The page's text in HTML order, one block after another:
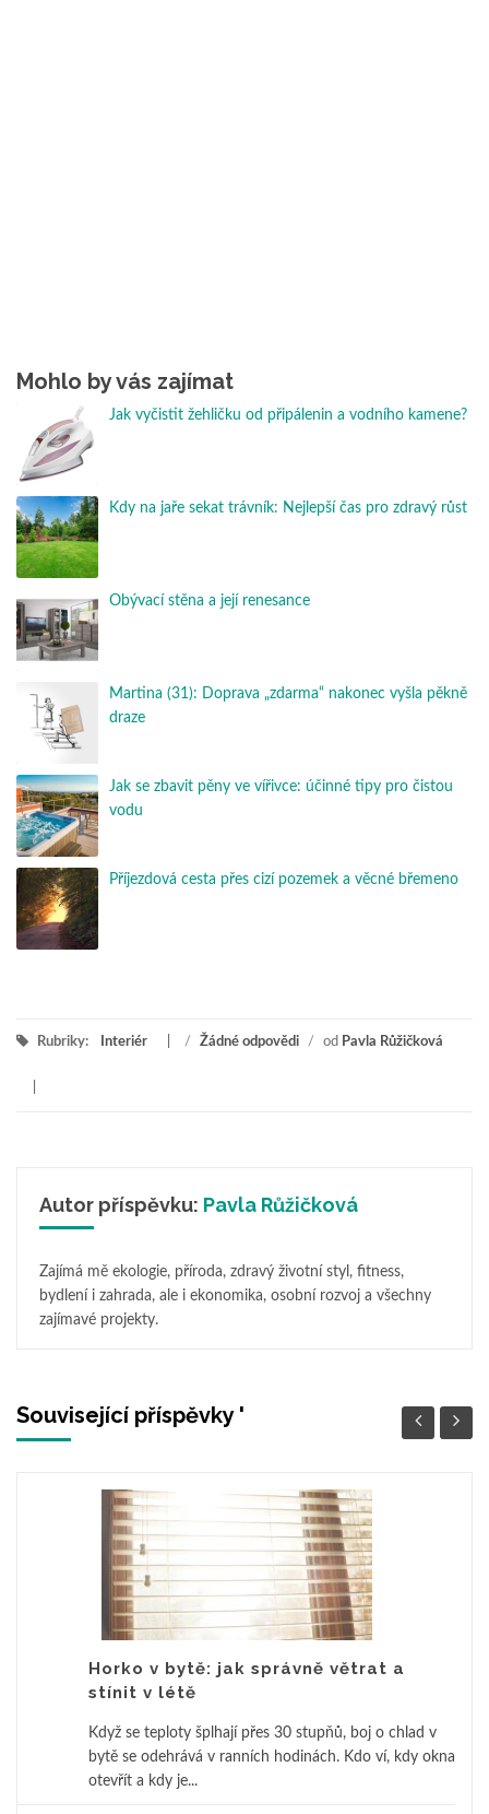
Mohlo by vás zajímat
Jak vyčistit žehličku od připálenin a vodního kamene?
Kdy na jaře sekat trávník: Nejlepší čas pro zdravý růst
Obývací stěna a její renesance
Martina (31): Doprava „zdarma“ nakonec vyšla pěkně
draze
Jak se zbavit pěny ve vířivce: účinné tipy pro čistou
vodu
Příjezdová cesta přes cizí pozemek a věcné břemeno
Rubriky: Interiér / Žádné odpovědi / od Pavla Růžičková
Autor příspěvku: Pavla Růžičková
Zajímá mě ekologie, příroda, zdravý životní styl, fitness,
bydlení i zahrada, ale i ekonomika, osobní rozvoj a všechny
zajímavé projekty.
Související příspěvky '
Horko v bytě: jak správně větrat a
stínit v létě
Když se teploty šplhají přes 30 stupňů, boj o chlad v
bytě se odehrává v ranních hodinách. Kdo ví, kdy okna
otevřít a kdy je...